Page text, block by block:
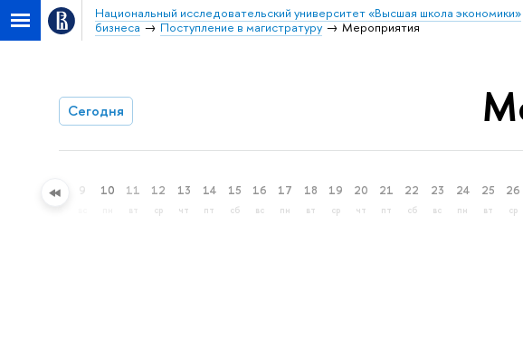
Национальный исследовательский университет «Высшая школа экономики»
бизнеса
Поступление в магистратуру Мероприятия
Сегодня
8 9 10 11
вт
12
ср
13
чт
14
пт
15
сб
16
вс
17
пн
18
вт
19
ср
20
чт
21
пт
22
сб
23
вс
24
пн
25
вт
26
ср